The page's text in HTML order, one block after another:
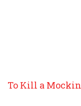
To Kill a